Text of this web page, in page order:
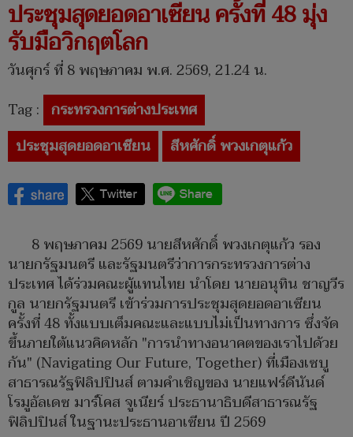
ประชุมสุดยอดอาเซียน ครั้งที่ 48 มุ่ง
รับมือวิกฤตโลก
วันศุกร์ ที่ 8 พฤษภาคม พ.ศ. 2569, 21.24 น.
Tag : กระทรวงการต่างประเทศ
ประชุมสุดยอดอาเซียน
สีหศักดิ์ พวงเกตุแก้ว
8 พฤษภาคม 2569 นายสีหศักดิ์ พวงเกตุแก้ว รอง
นายกรัฐมนตรี และรัฐมนตรีว่าการกระทรวงการต่าง
ประเทศ ได้ร่วมคณะผู้แทนไทย นำโดย นายอนุทิน ชาญวีร
กูล นายกรัฐมนตรี เข้าร่วมการประชุมสุดยอดอาเซียน
ครั้งที่ 48 ทั้งแบบเต็มคณะและแบบไม่เป็นทางการ ซึ่งจัด
ขึ้นภายใต้แนวคิดหลัก "การนำทางอนาคตของเราไปด้วย
กัน" (Navigating Our Future, Together) ที่เมืองเซบู
สาธารณรัฐฟิลิปปินส์ ตามคำเชิญของ นายแฟร์ดีนันด์
โรมูอัลเดซ มาร์โคส จูเนียร์ ประธานาธิบดีสาธารณรัฐ
ฟิลิปปินส์ ในฐานะประธานอาเซียน ปี 2569